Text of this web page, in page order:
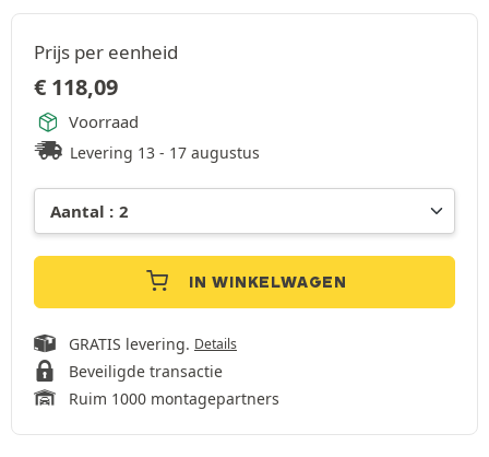
Prijs per eenheid
€ 118,09
Voorraad
Levering 13 - 17 augustus
IN WINKELWAGEN
GRATIS levering. Details
Beveiligde transactie
Ruim 1000 montagepartners